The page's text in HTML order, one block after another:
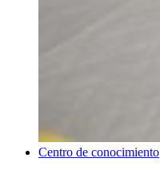
Centro de conocimiento